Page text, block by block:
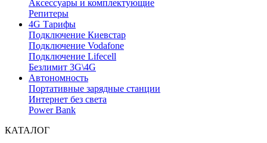
Аксессуары и комплектующие
Репитеры
4G Тарифы
Подключение Киевстар
Подключение Vodafone
Подключение Lifecell
Безлимит 3G\4G
Автономность
Портативные зарядные станции
Интернет без света
Power Bank
КАТАЛОГ